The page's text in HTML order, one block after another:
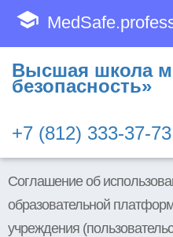
school
Высшая школа
безопасность»
+7 (812) 333-37-73
Соглашение об
образовательной
учреждения